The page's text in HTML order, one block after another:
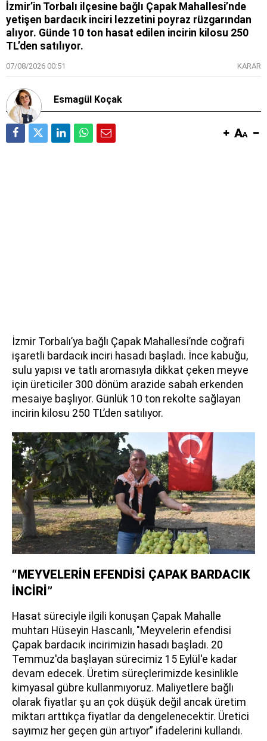
İzmir’in Torbalı ilçesine bağlı Çapak Mahallesi’nde
yetişen bardacık inciri lezzetini poyraz rüzgarından
alıyor. Günde 10 ton hasat edilen incirin kilosu 250
TL’den satılıyor.
07/08/2026 00:51 KARAR
Esmagül Koçak
İzmir Torbalı’ya bağlı Çapak Mahallesi’nde coğrafi
işaretli bardacık inciri hasadı başladı. İnce kabuğu,
sulu yapısı ve tatlı aromasıyla dikkat çeken meyve
için üreticiler 300 dönüm arazide sabah erkenden
mesaiye başlıyor. Günlük 10 ton rekolte sağlayan
incirin kilosu 250 TL’den satılıyor.
“MEYVELERİN EFENDİSİ ÇAPAK BARDACIK
İNCİRİ”
Hasat süreciyle ilgili konuşan Çapak Mahalle
muhtarı Hüseyin Hascanlı, "Meyvelerin efendisi
Çapak bardacık incirimizin hasadı başladı. 20
Temmuz'da başlayan sürecimiz 15 Eylül'e kadar
devam edecek. Üretim süreçlerimizde kesinlikle
kimyasal gübre kullanmıyoruz. Maliyetlere bağlı
olarak fiyatlar şu an çok düşük değil ancak üretim
miktarı arttıkça fiyatlar da dengelenecektir. Üretici
sayımız her geçen gün artıyor” ifadelerini kullandı.